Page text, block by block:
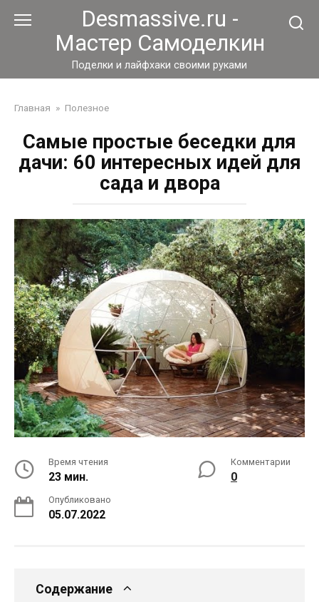
Desmassive.ru -
Мастер Самоделкин
Поделки и лайфхаки своими руками
Главная » Полезное
Самые простые беседки для
дачи: 60 интересных идей для
сада и двора
Время чтения
23 мин.
Комментарии
0
Опубликовано
05.07.2022
Содержание